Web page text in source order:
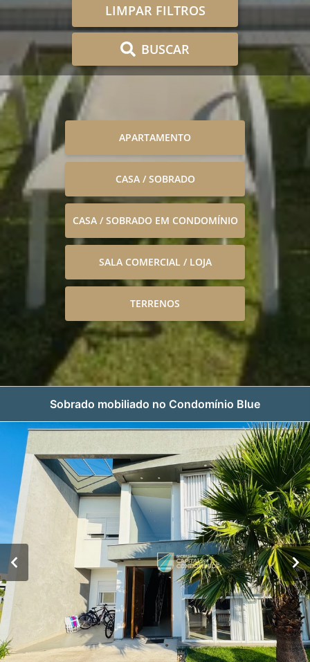
LIMPAR FILTROS
BUSCAR
APARTAMENTO
CASA / SOBRADO
CASA / SOBRADO EM CONDOMÍNIO
SALA COMERCIAL / LOJA
TERRENOS
Sobrado mobiliado no Condomínio Blue